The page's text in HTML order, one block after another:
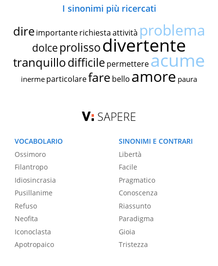
I sinonimi più ricercati
dire importante richiestaattività problema
dolce prolissodivertente
tranquillodifficile permettereacume
inerme particolarefare bello amore paura
SAPERE
VOCABOLARIO
Ossimoro
Filantropo
Idiosincrasia
Pusillanime
Refuso
Neofita
Iconoclasta
Apotropaico
SINONIMI E CONTRARI
Libertà
Facile
Pragmatico
Conoscenza
Riassunto
Paradigma
Gioia
Tristezza